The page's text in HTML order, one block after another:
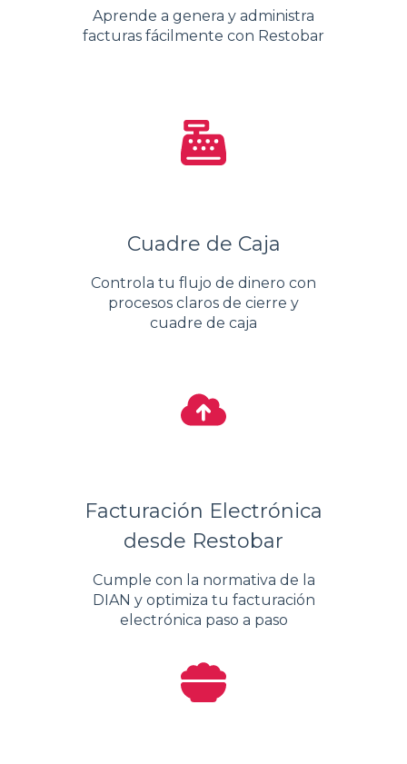
Aprende a genera y administra
facturas fácilmente con Restobar
Cuadre de Caja
Controla tu flujo de dinero con
procesos claros de cierre y
cuadre de caja
Facturación Electrónica
desde Restobar
Cumple con la normativa de la
DIAN y optimiza tu facturación
electrónica paso a paso